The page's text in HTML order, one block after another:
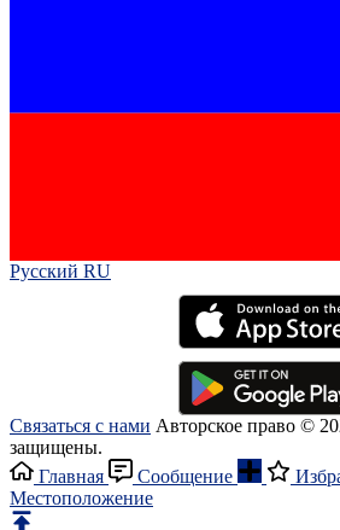
Русский RU‎
Связаться с нами Авторское право ©
защищены.
Главная
Сообщение
Местоположение